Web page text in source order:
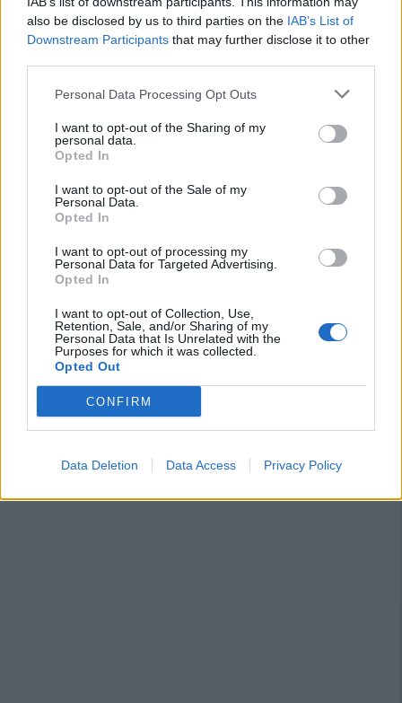
also be disclosed by us to third parties on the IAB’s List of
Downstream Participants that may further disclose it to other
Personal Data Processing Opt Outs
I want to opt-out of the Sharing of my
personal data.
Opted In
I want to opt-out of the Sale of my
Personal Data.
Opted In
I want to opt-out of processing my
Personal Data for Targeted Advertising.
Opted In
I want to opt-out of Collection, Use,
Retention, Sale, and/or Sharing of my
Personal Data that Is Unrelated with the
Purposes for which it was collected.
Opted Out
CONFIRM
Data Deletion Data Access Privacy Policy
17 Ignacio Marroquin Verde Isola 10
Francesco Tumatis Cus Cagliari